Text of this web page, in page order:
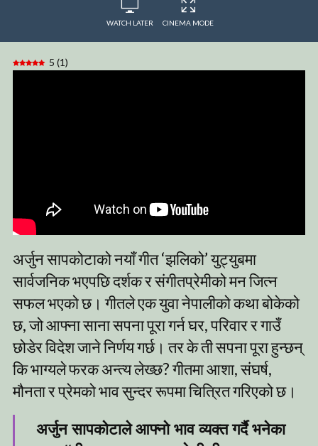
WATCH LATER CINEMA MODE
5 (1)
अर्जुन सापकोटाको नयाँ गीत ‘झलिको’ युट्युबमा
सार्वजनिक भएपछि दर्शक र संगीतप्रेमीको मन जित्न
सफल भएको छ। गीतले एक युवा नेपालीको कथा बोकेको
छ, जो आफ्ना साना सपना पूरा गर्न घर, परिवार र गाउँ
छोडेर विदेश जाने निर्णय गर्छ। तर के ती सपना पूरा हुन्छन्
कि भाग्यले फरक अन्त्य लेख्छ? गीतमा आशा, संघर्ष,
मौनता र प्रेमको भाव सुन्दर रूपमा चित्रित गरिएको छ।
अर्जुन सापकोटाले आफ्नो भाव व्यक्त गर्दै भनेका